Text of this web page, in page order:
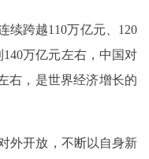
跨越110万亿元、120
万亿元左右，中国对
右，是世界经济增长的
开放，不断以自身新